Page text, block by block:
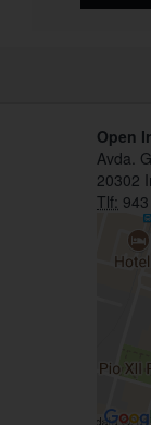
Open
Avda.
20302
Tlf: